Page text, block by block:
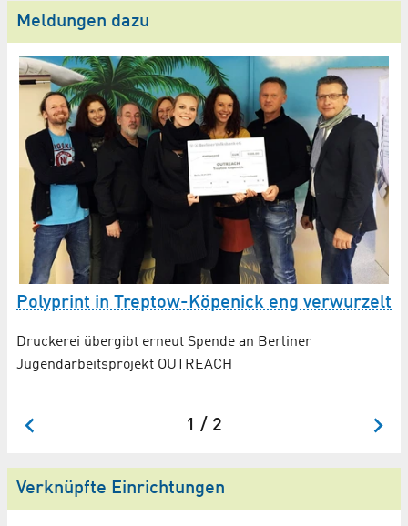
Meldungen dazu
Polyprint in Treptow-Köpenick eng verwurzelt
Druckerei übergibt erneut Spende an Berliner
Jugendarbeitsprojekt OUTREACH
1 / 2
Verknüpfte Einrichtungen